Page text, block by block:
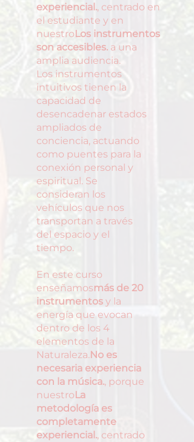
experiencial., centrado en
el estudiante y en
nuestroLos instrumentos
son accesibles. a una
amplia audiencia.
Los instrumentos
intuitivos tienen la
capacidad de
desencadenar estados
ampliados de
conciencia, actuando
como puentes para la
conexión personal y
espiritual. Se
consideran los
vehículos que nos
transportan a través
del espacio y el
tiempo.
En este curso
enseñamosmás de 20
instrumentos y la
energía que evocan
dentro de los 4
elementos de la
Naturaleza.No es
necesaria experiencia
con la música., porque
nuestroLa
metodología es
completamente
experiencial., centrado